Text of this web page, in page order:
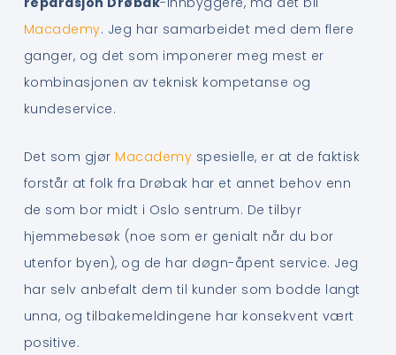
Macademy. Jeg har samarbeidet med dem flere
ganger, og det som imponerer meg mest er
kombinasjonen av teknisk kompetanse og
kundeservice.
Det som gjør Macademy spesielle, er at de faktisk
forstår at folk fra Drøbak har et annet behov enn
de som bor midt i Oslo sentrum. De tilbyr
hjemmebesøk (noe som er genialt når du bor
utenfor byen), og de har døgn-åpent service. Jeg
har selv anbefalt dem til kunder som bodde langt
unna, og tilbakemeldingene har konsekvent vært
positive.